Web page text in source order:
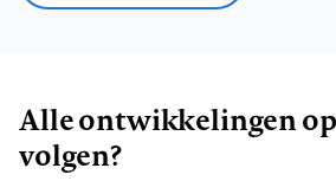
Alle ontwikkelingen
volgen?